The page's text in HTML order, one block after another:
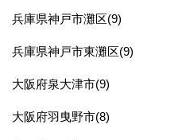
兵庫県神戸市灘区(9)
兵庫県神戸市東灘区(9)
大阪府泉大津市(9)
大阪府羽曳野市(8)